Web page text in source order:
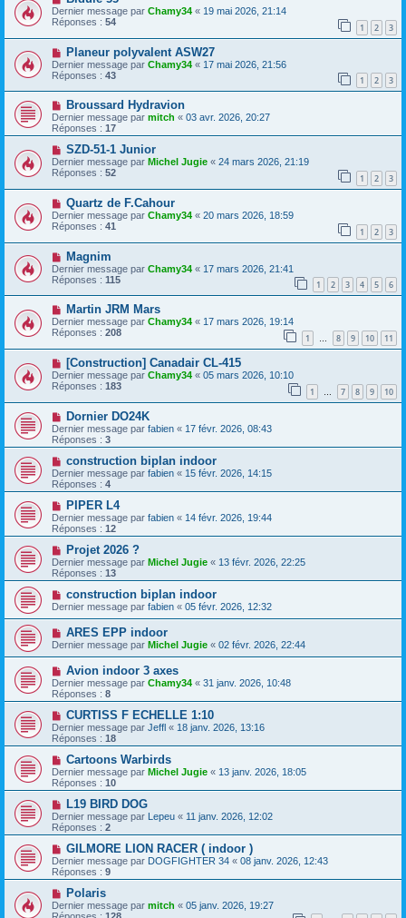
Dernier message par Chamy34 « 19 mai 2026, 21:14
Réponses : 54 1 2 3
Planeur polyvalent ASW27
Dernier message par Chamy34 « 17 mai 2026, 21:56
Réponses : 43 1 2 3
Broussard Hydravion
Dernier message par mitch « 03 avr. 2026, 20:27
Réponses : 17
SZD-51-1 Junior
Dernier message par Michel Jugie « 24 mars 2026, 21:19
Réponses : 52 1 2 3
Quartz de F.Cahour
Dernier message par Chamy34 « 20 mars 2026, 18:59
Réponses : 41 1 2 3
Magnim
Dernier message par Chamy34 « 17 mars 2026, 21:41
Réponses : 115 1 2 3 4 5 6
Martin JRM Mars
Dernier message par Chamy34 « 17 mars 2026, 19:14
Réponses : 208 1 … 8 9 10 11
[Construction] Canadair CL-415
Dernier message par Chamy34 « 05 mars 2026, 10:10
Réponses : 183 1 … 7 8 9 10
Dornier DO24K
Dernier message par fabien « 17 févr. 2026, 08:43
Réponses : 3
construction biplan indoor
Dernier message par fabien « 15 févr. 2026, 14:15
Réponses : 4
PIPER L4
Dernier message par fabien « 14 févr. 2026, 19:44
Réponses : 12
Projet 2026 ?
Dernier message par Michel Jugie « 13 févr. 2026, 22:25
Réponses : 13
construction biplan indoor
Dernier message par fabien « 05 févr. 2026, 12:32
ARES EPP indoor
Dernier message par Michel Jugie « 02 févr. 2026, 22:44
Avion indoor 3 axes
Dernier message par Chamy34 « 31 janv. 2026, 10:48
Réponses : 8
CURTISS F ECHELLE 1:10
Dernier message par Jeffl « 18 janv. 2026, 13:16
Réponses : 18
Cartoons Warbirds
Dernier message par Michel Jugie « 13 janv. 2026, 18:05
Réponses : 10
L19 BIRD DOG
Dernier message par Lepeu « 11 janv. 2026, 12:02
Réponses : 2
GILMORE LION RACER ( indoor )
Dernier message par DOGFIGHTER 34 « 08 janv. 2026, 12:43
Réponses : 9
Polaris
Dernier message par mitch « 05 janv. 2026, 19:27